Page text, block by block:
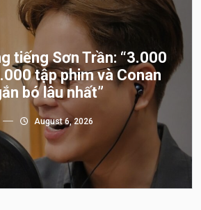
tiếng Sơn Trần: “3.000
tập phim và Conan
bó lâu nhất”
August 6, 2026